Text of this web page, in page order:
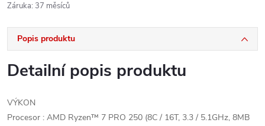
Záruka: 37 měsíců
Popis produktu
Detailní popis produktu
VÝKON
Procesor : AMD Ryzen™ 7 PRO 250 (8C / 16T, 3.3 / 5.1GHz, 8MB